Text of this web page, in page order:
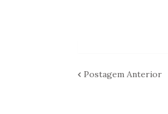
Postagem Anterior